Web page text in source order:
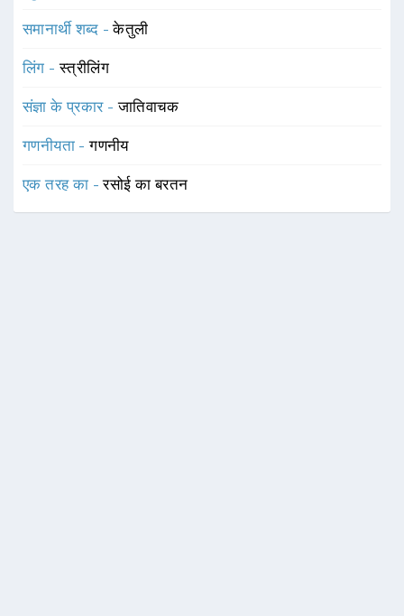
समानार्थी शब्द -केतुली
लिंग -स्त्रीलिंग
संज्ञा के प्रकार -जातिवाचक
गणनीयता -गणनीय
एक तरह का -रसोई का बरतन